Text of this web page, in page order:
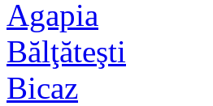
Agapia
Bălţăteşti
Bicaz